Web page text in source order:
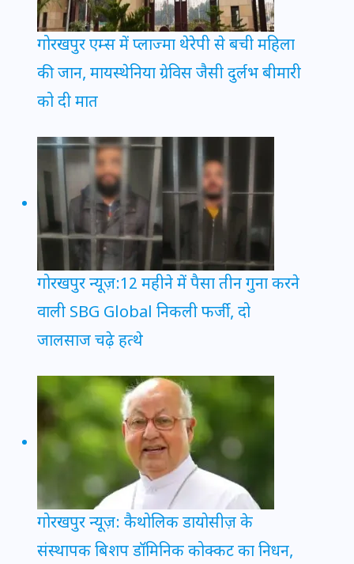
गोरखपुर एम्स में प्लाज्मा थेरेपी से बची महिला
की जान, मायस्थेनिया ग्रेविस जैसी दुर्लभ बीमारी
को दी मात
गोरखपुर न्यूज़:12 महीने में पैसा तीन गुना करने
वाली SBG Global निकली फर्जी, दो
जालसाज चढ़े हत्थे
गोरखपुर न्यूज़: कैथोलिक डायोसीज़ के
संस्थापक बिशप डॉमिनिक कोक्कट का निधन,